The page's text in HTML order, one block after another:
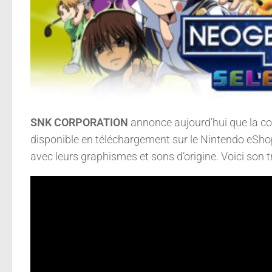
SNK CORPORATION annonce aujourd’hui que la
disponible en téléchargement sur le Nintendo
avec leurs graphismes et sons d’origine. Voici son